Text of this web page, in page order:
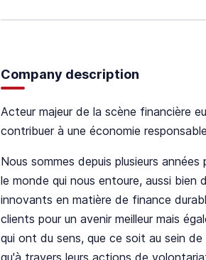
Company description
Acteur majeur de la scène financière
contribuer à une économie
Nous sommes depuis plusieurs
le monde qui nous entoure, aussi
innovants en matière de finance
clients pour un avenir meilleur mais
qui ont du sens, que ce soit au sein
qu'à travers leurs actions de